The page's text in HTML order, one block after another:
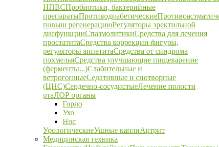
НПВСПробиотики, бактерийные
препаратыПротиводиабетические
повыш регенерациюРегуляторы эректильной
дисфункцииСпазмолитикиСредства для лечения
простатитаСредства коррекции фигуры,
регуляторы аппетитаСредства от синдрома
похмельяСредства улучшающие пищеварение
(ферменты...)Слабительные и
ветрогонныеСедативные и снотворные
(ЦНС)Сердечно-сосудистыеЛечение полости
ртаЛОР органы
Горло
Ухо
Нос
УрологическиеУшные каплиАртрит
Медицинская техника